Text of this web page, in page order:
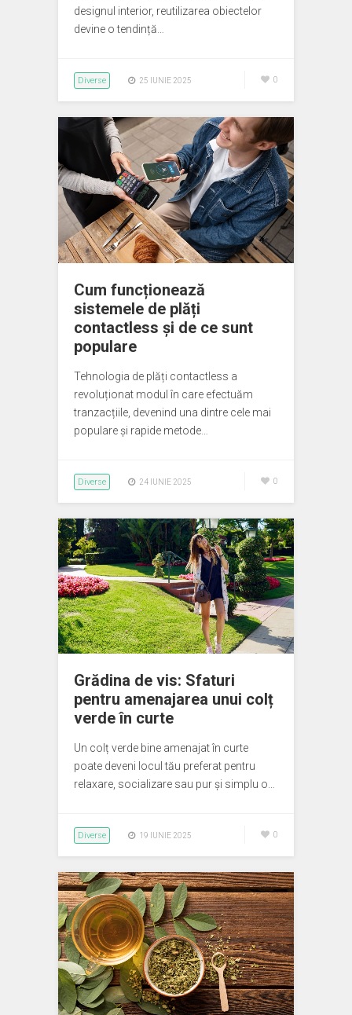
designul interior, reutilizarea obiectelor
devine o tendință…
Diverse 25 IUNIE 2025 0
Cum funcționează
sistemele de plăți
contactless și de ce sunt
populare
Tehnologia de plăți contactless a
revoluționat modul în care efectuăm
tranzacțiile, devenind una dintre cele mai
populare și rapide metode…
Diverse 24 IUNIE 2025 0
Grădina de vis: Sfaturi
pentru amenajarea unui colț
verde în curte
Un colț verde bine amenajat în curte
poate deveni locul tău preferat pentru
relaxare, socializare sau pur și simplu o…
Diverse 19 IUNIE 2025 0